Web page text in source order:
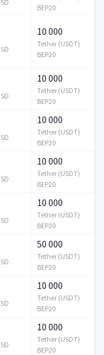
BEP20
10 000
Tether (USDT)
BEP20
10 000
Tether (USDT)
BEP20
10 000
Tether (USDT)
BEP20
10 000
Tether (USDT)
BEP20
10 000
Tether (USDT)
BEP20
50 000
Tether (USDT)
BEP20
10 000
Tether (USDT)
BEP20
10 000
Tether (USDT)
BEP20